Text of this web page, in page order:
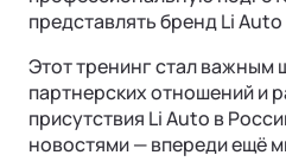
представлять бренд Li
Этот тренинг стал важным
партнерских отношений и
присутствия Li Auto в
новостями — впереди ещё